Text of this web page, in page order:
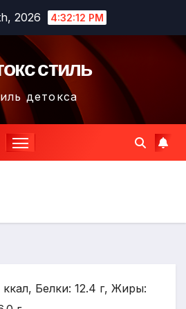
2026 4:32:14 PM
стиль
детокса
Белки: 12.4 г, Жиры: